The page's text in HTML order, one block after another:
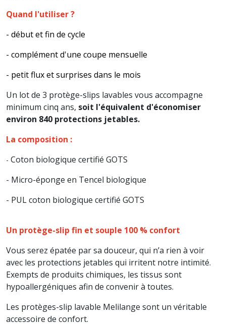
Quand l'utiliser ?
- début et fin de cycle
- complément d'une coupe mensuelle
- petit flux et surprises dans le mois
Un lot de 3 protège-slips lavables vous accompagne
minimum cinq ans, soit l'équivalent d'économiser
environ 840 protections jetables.
La composition :
- Coton biologique certifié GOTS
- Micro-éponge en Tencel biologique
- PUL coton biologique certifié GOTS
Un protège-slip fin et souple 100 % confort
Vous serez épatée par sa douceur, qui n’a rien à voir
avec les protections jetables qui irritent notre intimité.
Exempts de produits chimiques, les tissus sont
hypoallergéniques afin de convenir à toutes.
Les protèges-slip lavable Melilange sont un véritable
accessoire de confort.